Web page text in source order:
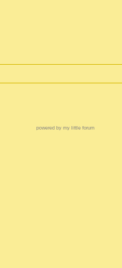
powered by my little forum